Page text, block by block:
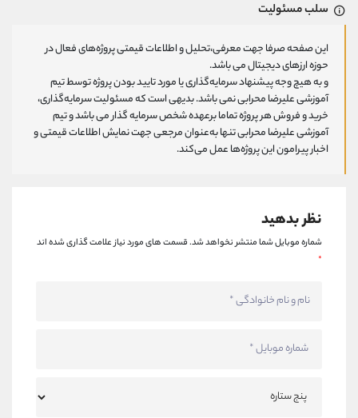
سلب مسئولیت
این صفحه صرفا جهت معرفی،تحلیل و اطلاعات قیمتی پروژه‌های فعال در
حوزه ارزهای دیجیتال می باشد.
و به هیچ وجه پیشنهاد سرمایه‌گذاری یا مورد تایید بودن پروژه توسط تیم
آموزشی علیرضا محرابی نمی باشد. بدیهی است که مسئولیت سرمایه‌گذاری،
خرید و فروش هر پروژه تماما برعهده شخص سرمایه گذار می باشد و تیم
آموزشی علیرضا محرابی تنها به‌عنوان مرجعی جهت نمایش اطلاعات قیمتی و
اخبار پیرامون این پروژه‌‌ها عمل می‌کند.
نظر بدهید
شماره موبایل شما منتشر نخواهد شد.قسمت های مورد نیاز علامت گذاری شده اند
*